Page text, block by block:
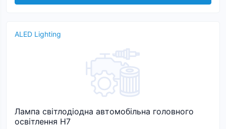
ALED Lighting
Лампа світлодіодна автомобільна головного
освітлення H7